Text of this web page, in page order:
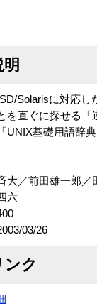
Solarisに対応し
を直ぐに探せる「
UNIX基礎用語辞
／前田雄一郎／
六
03/26
ンク